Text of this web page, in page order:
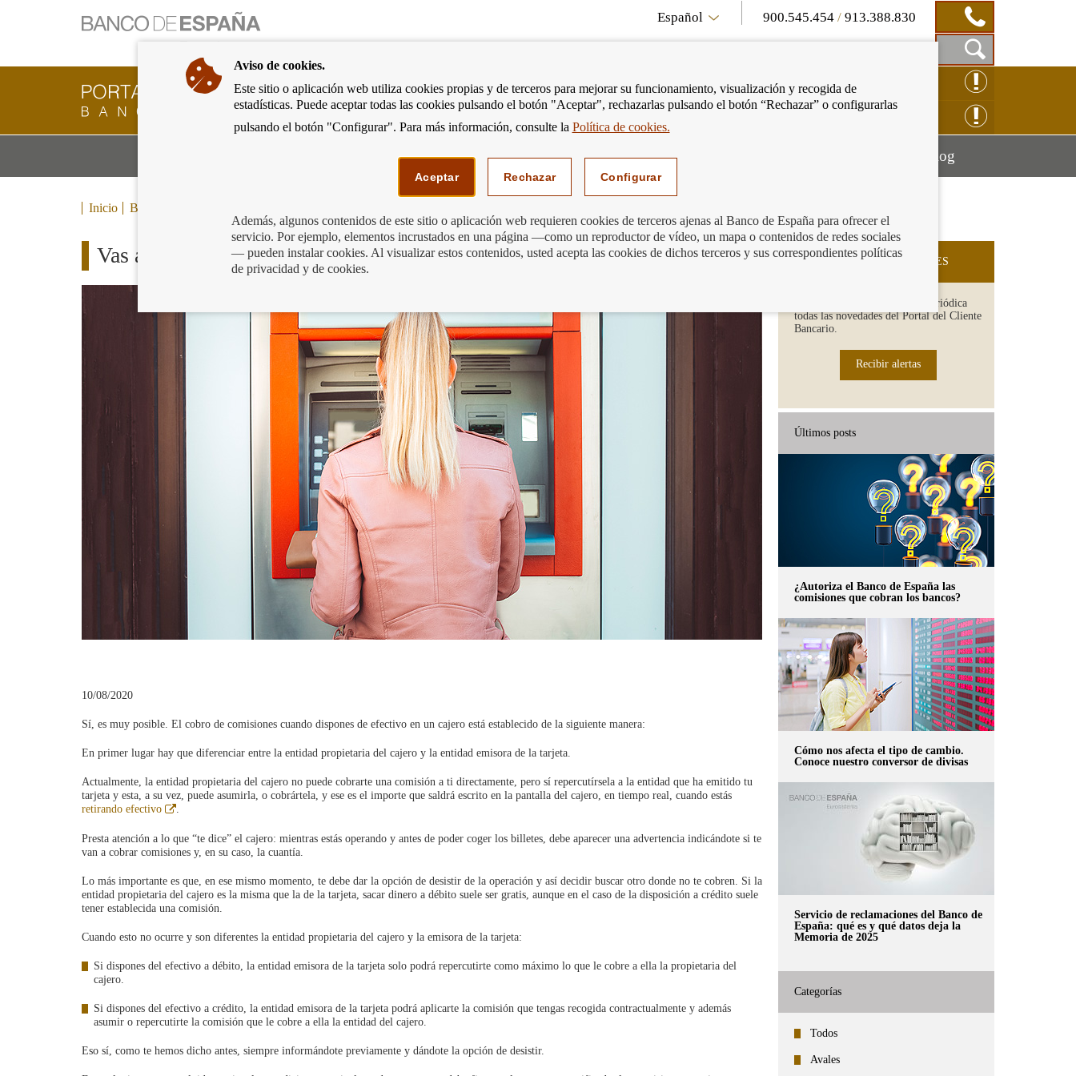
Ir
a
página
de
inicio
del
Español 900.545.454 /913.388.830
Mostrar
Caja
de
Búsqueda
Cliente
Bancario
Banco
ir
a
RECLAMACIÓN ONLINE
Podemos ayudarte Mostrar
menú
BlogMostrar
Inicio Blog
Vas a sacar dinero del cajero ¿Te cobrarán comisiones?
10/08/2020
Sí, es muy posible. El cobro de comisiones cuando dispones de efectivo en un cajero está establecido de la siguiente manera:
En primer lugar hay que diferenciar entre la entidad propietaria del cajero y la entidad emisora de la tarjeta.
Actualmente, la entidad propietaria del cajero no puede cobrarte una comisión a ti directamente, pero sí repercutírsela a la entidad que ha emitido tu
tarjeta y esta, a su vez, puede asumirla, o cobrártela, y ese es el importe que saldrá escrito en la pantalla del cajero, en tiempo real, cuando estás
retirando efectivo
Abre
nueva
.
Presta atención a lo que “te dice” el cajero: mientras estás operando y antes de poder coger los billetes, debe aparecer una advertencia indicándote si te
van a cobrar comisiones y, en su caso, la cuantía.
Lo más importante es que, en ese mismo momento, te debe dar la opción de desistir de la operación y así decidir buscar otro donde no te cobren. Si la
entidad propietaria del cajero es la misma que la de la tarjeta, sacar dinero a débito suele ser gratis, aunque en el caso de la disposición a crédito suele
tener establecida una comisión.
Cuando esto no ocurre y son diferentes la entidad propietaria del cajero y la emisora de la tarjeta:
Si dispones del efectivo a débito, la entidad emisora de la tarjeta solo podrá repercutirte como máximo lo que le cobre a ella la propietaria del
cajero.
Si dispones del efectivo a crédito, la entidad emisora de la tarjeta podrá aplicarte la comisión que tengas recogida contractualmente y además
asumir o repercutirte la comisión que le cobre a ella la entidad del cajero.
Eso sí, como te hemos dicho antes, siempre informándote previamente y dándote la opción de desistir.
SUSCRIPCIÓN A NOVEDADES
Recibe en tu email de forma periódica
todas las novedades del Portal del Cliente
Bancario.
Recibir alertas
Últimos posts
¿Autoriza el Banco de España las
comisiones que cobran los bancos?
Cómo nos afecta el tipo de cambio.
Conoce nuestro conversor de divisas
Servicio de reclamaciones del Banco de
España: qué es y qué datos deja la
Memoria de 2025
Categorías
Todos
Avales
Aviso de cookies.
Este sitio o aplicación web utiliza cookies propias y de terceros para mejorar su funcionamiento, visualización y recogida de
estadísticas. Puede aceptar todas las cookies pulsando el botón "Aceptar", rechazarlas pulsando el botón “Rechazar” o configurarlas
pulsando el botón "Configurar". Para más información, consulte la Política de cookies.
Aceptar Rechazar Configurar
Además, algunos contenidos de este sitio o aplicación web requieren cookies de terceros ajenas al Banco de España para ofrecer el
servicio. Por ejemplo, elementos incrustados en una página —como un reproductor de vídeo, un mapa o contenidos de redes sociales
— pueden instalar cookies. Al visualizar estos contenidos, usted acepta las cookies de dichos terceros y sus correspondientes políticas
de privacidad y de cookies.